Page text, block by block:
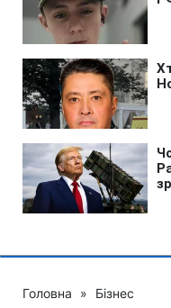
Головна » Бізнес